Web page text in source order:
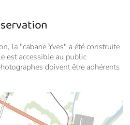
la "cabane Yves" a été construite
est accessible au public
doivent être adhérents